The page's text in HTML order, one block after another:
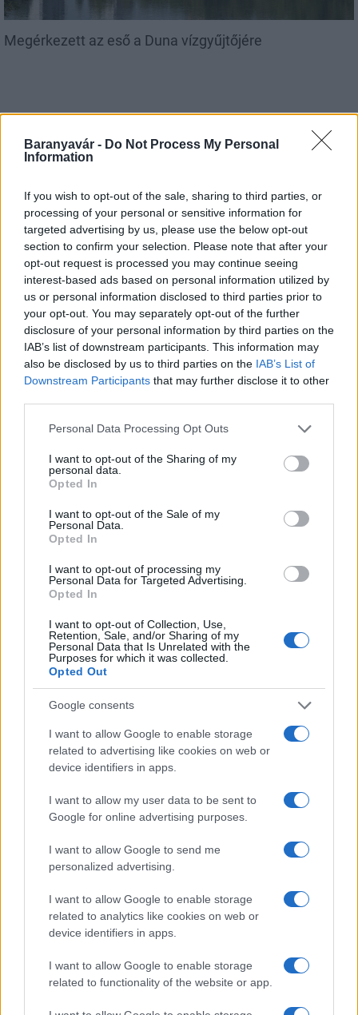
Baranyavár - Do Not Process My Personal
Information
If you wish to opt-out of the sale, sharing to third parties, or
processing of your personal or sensitive information for
targeted advertising by us, please use the below opt-out
section to confirm your selection. Please note that after your
opt-out request is processed you may continue seeing
interest-based ads based on personal information utilized by
us or personal information disclosed to third parties prior to
your opt-out. You may separately opt-out of the further
disclosure of your personal information by third parties on the
IAB’s list of downstream participants. This information may
also be disclosed by us to third parties on the IAB’s List of
Downstream Participants that may further disclose it to other
Please note that this website/app uses one or more Google
not limited to your visit or usage behaviour. You may click to
grant or deny consent to Google and its third-party tags to
use your data for below specified purposes in below Google
consent section.
Personal Data Processing Opt Outs
I want to opt-out of the Sharing of my
personal data.
Opted In
I want to opt-out of the Sale of my
Personal Data.
Opted In
I want to opt-out of processing my
Personal Data for Targeted Advertising.
Opted In
I want to opt-out of Collection, Use,
Retention, Sale, and/or Sharing of my
Personal Data that Is Unrelated with the
Purposes for which it was collected.
Opted Out
Google consents
I want to allow Google to enable storage
related to advertising like cookies on web or
device identifiers in apps.
I want to allow my user data to be sent to
Google for online advertising purposes.
I want to allow Google to send me
personalized advertising.
I want to allow Google to enable storage
related to analytics like cookies on web or
device identifiers in apps.
I want to allow Google to enable storage
related to functionality of the website or app.
Megérkezett az eső a Duna vízgyűjtőjére
Helyi hírek
Amire többmillióan vártunk: szombattól másodfokúra
csökken a riasztás
Kecskeméten is szakirányú továbbképzésekkel erősít a
Gál Ferenc Egyetem
szúnyoginvázió elkerülésében
Országos hírek
az energiakrízis kezelésére
Országos hírek
Minden, amit a GED Afrika projektről
tudni kell
Kihívások labirintusában